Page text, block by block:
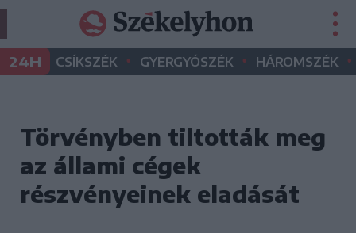
24H CSÍKSZÉK • GYERGYÓSZÉK • HÁROMSZÉK •
Törvényben tiltották meg
az állami cégek
részvényeinek eladását